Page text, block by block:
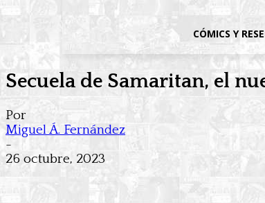
CÓMICS Y
Secuela de Samaritan, el
Por
Miguel Á. Fernández
-
26 octubre, 2023